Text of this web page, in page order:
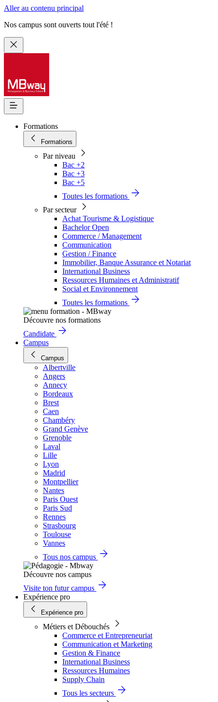
Aller au contenu principal
Nos campus sont ouverts tout l'été !
Formations
Formations
Par niveau
Bac +2
Bac +3
Bac +5
Toutes les formations
Par secteur
Achat Tourisme & Logistique
Bachelor Open
Commerce / Management
Communication
Gestion / Finance
Immobilier, Banque Assurance et Notariat
International Business
Ressources Humaines et Administratif
Social et Environnement
Toutes les formations
Découvre nos formations
Candidate
Campus
Campus
Albertville
Angers
Annecy
Bordeaux
Brest
Caen
Chambéry
Grand Genève
Grenoble
Laval
Lille
Lyon
Madrid
Montpellier
Nantes
Paris Ouest
Paris Sud
Rennes
Strasbourg
Toulouse
Vannes
Tous nos campus
Découvre nos campus
Visite ton futur campus
Expérience pro
Expérience pro
Métiers et Débouchés
Commerce et Entrepreneuriat
Communication et Marketing
Gestion & Finance
International Business
Ressources Humaines
Supply Chain
Tous les secteurs